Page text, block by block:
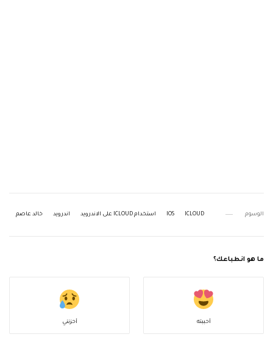
الوسوم ICLOUD
IOS استخدام ICLOUD على الاندرويد اندرويد خالد عاصم
ما هو انطباعك؟
أحببته أحزنني